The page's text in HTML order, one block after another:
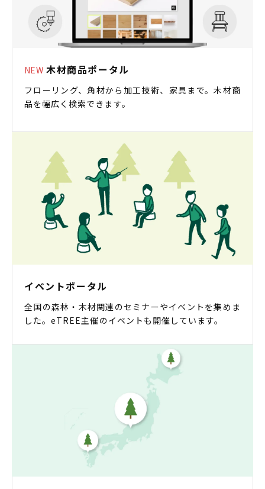
NEW 木材商品ポータル
フローリング、角材から加工技術、家具まで。木材商
品を幅広く検索できます。
イベントポータル
全国の森林・木材関連のセミナーやイベントを集めま
した。eTREE主催のイベントも開催しています。